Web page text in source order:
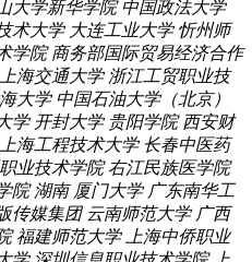
大学新华学院 中国政法大学
术大学 大连工业大学 忻州师
学院 商务部国际贸易经济合作
上海交通大学 浙江工贸职业技
大学 中国石油大学（北京）
学 开封大学 贵阳学院 西安财
上海工程技术大学 长春中医药
业技术学院 右江民族医学院
院 湖南 厦门大学 广东南华工
传媒集团 云南师范大学 广西
福建师范大学
上海中侨职业